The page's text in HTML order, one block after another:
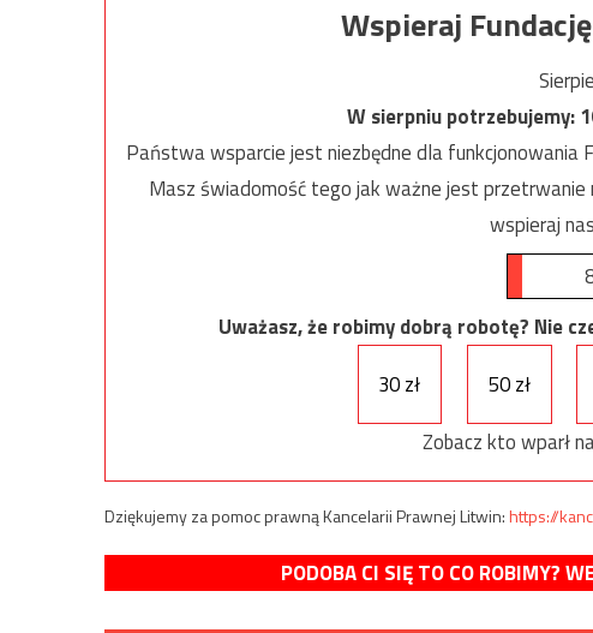
Wspieraj
W sierpniu potrzebujemy:
Państwa wsparcie jest niezbędne dla funkcjonowania
Masz świadomość tego jak ważne jest przetrwanie
wspieraj
Uważasz, że robimy dobrą robotę? Nie
30 zł
50 zł
Zobacz kto wparł
Dziękujemy za pomoc prawną Kancelarii Prawnej Litwin:https://
PODOBA CI SIĘ TO CO ROBIMY?